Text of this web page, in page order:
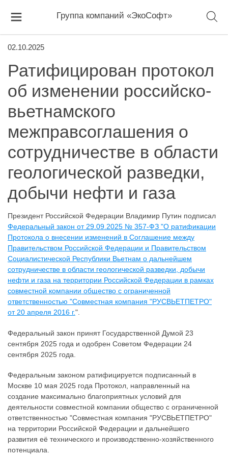
Группа компаний «ЭкоСофт»
02.10.2025
Ратифицирован протокол
об изменении российско-
вьетнамского
межправсоглашения о
сотрудничестве в области
геологической разведки,
добычи нефти и газа
Президент Российской Федерации Владимир Путин подписал
Федеральный закон от 29.09.2025 № 357-ФЗ "О ратификации
Протокола о внесении изменений в Соглашение между
Правительством Российской Федерации и Правительством
Социалистической Республики Вьетнам о дальнейшем
сотрудничестве в области геологической разведки, добычи
нефти и газа на территории Российской Федерации в рамках
совместной компании общество с ограниченной
ответственностью "Совместная компания "РУСВЬЕТПЕТРО"
от 20 апреля 2016 г.".
Федеральный закон принят Государственной Думой 23
сентября 2025 года и одобрен Советом Федерации 24
сентября 2025 года.
Федеральным законом ратифицируется подписанный в
Москве 10 мая 2025 года Протокол, направленный на
создание максимально благоприятных условий для
деятельности совместной компании общество с ограниченной
ответственностью "Совместная компания "РУСВЬЕТПЕТРО"
на территории Российской Федерации и дальнейшего
развития её технического и производственно-хозяйственного
потенциала.